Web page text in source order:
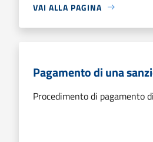
VAI ALLA PAGINA
Pagamento di una
Procedimento di pagamento